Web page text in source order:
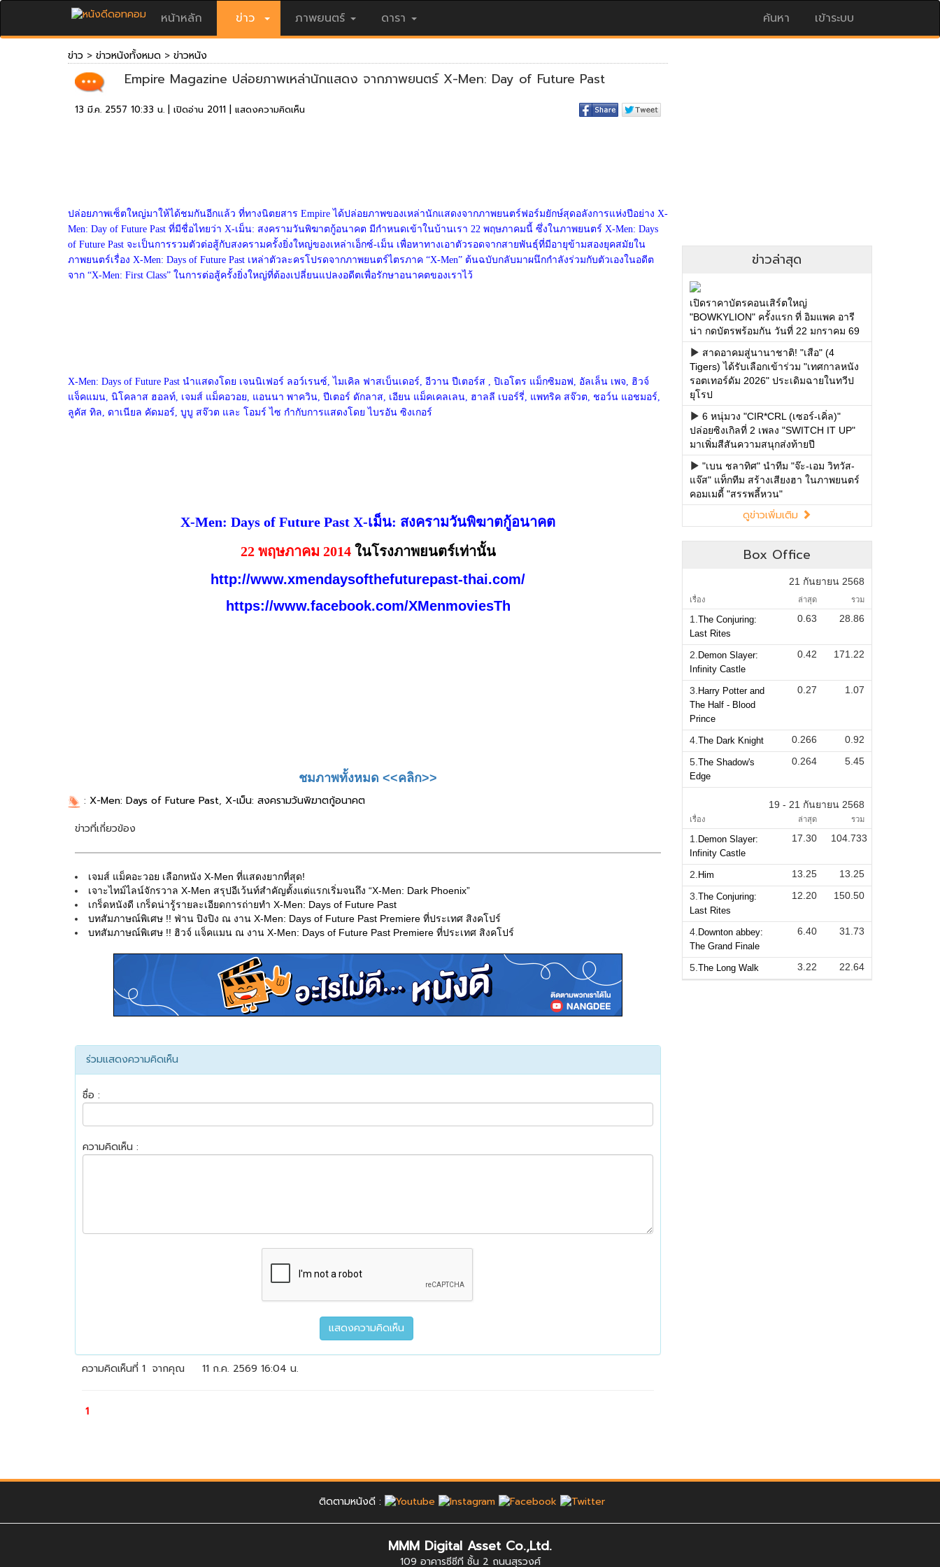
หน้าหลัก ข่าว ภาพยนตร์ ดารา ค้นหา เข้าระบบ
ข่าวล่าสุด
เปิดราคาบัตรคอนเสิร์ตใหญ่
"BOWKYLION" ครั้งแรก ที่ อิมแพค อารี
น่า กดบัตรพร้อมกัน วันที่ 22 มกราคม 69
สาดอาคมสู่นานาชาติ! "เสือ" (4
Tigers) ได้รับเลือกเข้าร่วม "เทศกาลหนัง
รอตเทอร์ดัม 2026" ประเดิมฉายในทวีป
ยุโรป
6 หนุ่มวง "CIR*CRL (เซอร์-เคิ่ล)"
ปล่อยซิงเกิลที่ 2 เพลง "SWITCH IT UP"
มาเพิ่มสีสันความสนุกส่งท้ายปี
"เบน ชลาทิศ" นำทีม "จ๊ะ-เอม วิทวัส-
แจ๊ส" แท็กทีม สร้างเสียงฮา ในภาพยนตร์
คอมเมดี้ "สรรพลี้หวน"
ดูข่าวเพิ่มเติม
Box Office
21 กันยายน 2568
เรื่อง ล่าสุด รวม
1. The Conjuring:
Last Rites
0.63 28.86
2. Demon Slayer:
Infinity Castle
0.42 171.22
3. Harry Potter and
The Half - Blood
Prince
0.27 1.07
4. The Dark Knight 0.266
0.92
5. The Shadow's
Edge
0.264 5.45
19 - 21 กันยายน 2568
เรื่อง ล่าสุด รวม
1. Demon Slayer:
Infinity Castle
17.30 104.733
2. Him 13.25
13.25
3. The Conjuring:
Last Rites
12.20 150.50
4. Downton abbey:
The Grand Finale
6.40 31.73
5. The Long Walk 3.22 22.64
ติดตามหนังดี :
MMM Digital Asset Co.,Ltd.
109 อาคารซีซีที ชั้น 2 ถนนสุรวงศ์